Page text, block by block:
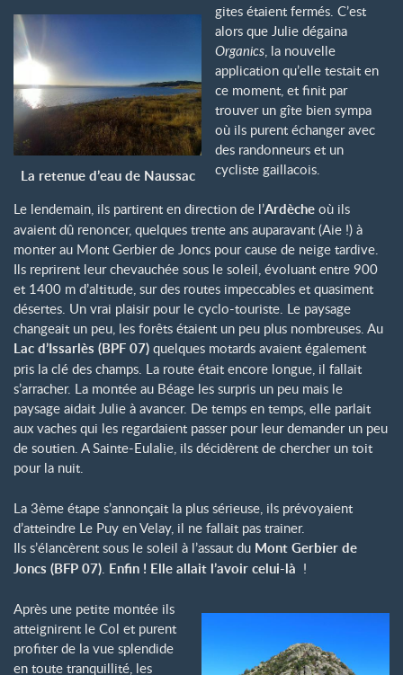
La retenue d’eau de Naussac
gites étaient fermés. C’est
alors que Julie dégaina
Organics , la nouvelle
application qu’elle testait en
ce moment, et finit par
trouver un gîte bien sympa
où ils purent échanger avec
des randonneurs et un
cycliste gaillacois.
Le lendemain, ils partirent en direction de l’Ardèche où ils
avaient dû renoncer, quelques trente ans auparavant (Aie !) à
monter au Mont Gerbier de Joncs pour cause de neige tardive.
Ils reprirent leur chevauchée sous le soleil, évoluant entre 900
et 1400 m d’altitude, sur des routes impeccables et quasiment
désertes. Un vrai plaisir pour le cyclo-touriste. Le paysage
changeait un peu, les forêts étaient un peu plus nombreuses. Au
Lac d’Issarlès (BPF 07) quelques motards avaient également
pris la clé des champs. La route était encore longue, il fallait
s’arracher. La montée au Béage les surpris un peu mais le
paysage aidait Julie à avancer. De temps en temps, elle parlait
aux vaches qui les regardaient passer pour leur demander un peu
de soutien. A Sainte-Eulalie, ils décidèrent de chercher un toit
pour la nuit.
La 3ème étape s’annonçait la plus sérieuse, ils prévoyaient
d’atteindre Le Puy en Velay, il ne fallait pas trainer.
Ils s’élancèrent sous le soleil à l’assaut du Mont Gerbier de
Joncs (BFP 07) Enfin ! Elle allait l’avoir celui-là !
Après une petite montée ils
atteignirent le Col et purent
profiter de la vue splendide
en toute tranquillité, les